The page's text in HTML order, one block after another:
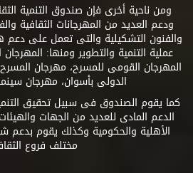
ومن ناحية أخرى فإن صندوق التنمية
ودعم العديد من المهرجانات الثقافية
والفنون التشكيلية والتى تعمل على
عملية التنمية والتطوير ومنها:
المهرجان القومى للمسرح، مهرجان
الدولى بأسوان، مهرجان
كما يقوم الصندوق فى سبيل تحقيق
الدعم المادى للعديد من الجهات والهيئات
الأهلية والحكومية وكذلك يقوم بدعم
مختلف فروع